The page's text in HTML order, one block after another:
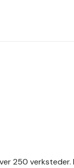
250 verksteder.